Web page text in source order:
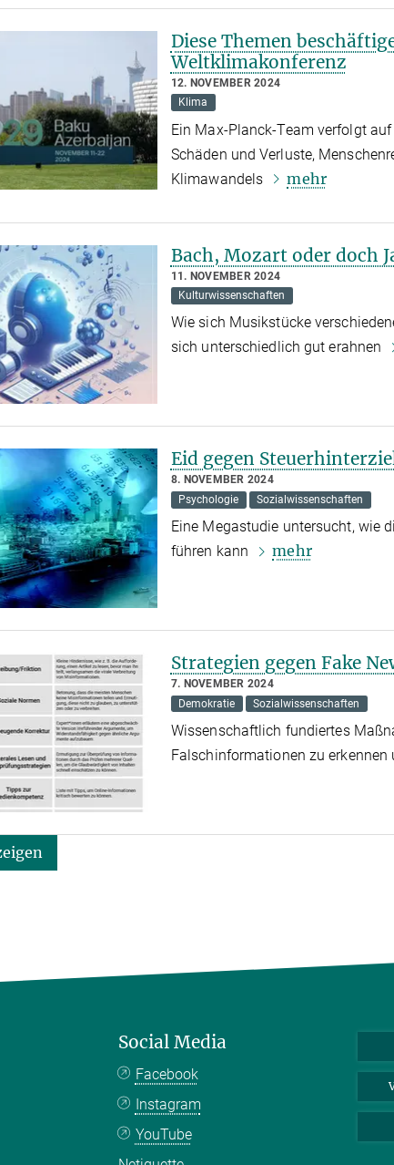
Diese Themen
Weltklimakonferenz
12. NOVEMBER 2024
Klima
Ein Max-Planck-Team verfolgt
Schäden und Verluste,
Klimawandels
mehr
Bach, Mozart oder doch
11. NOVEMBER 2024
Kulturwissenschaften
Wie sich Musikstücke
sich unterschiedlich gut erahnen
Eid gegen
8. NOVEMBER 2024
Psychologie
Sozialwissenschaften
Eine Megastudie untersucht, wie
führen kann
mehr
Strategien gegen Fake
7. NOVEMBER 2024
Demokratie
Sozialwissenschaften
Wissenschaftlich fundiertes
Falschinformationen zu erkennen
Social Media
Facebook
Instagram
YouTube